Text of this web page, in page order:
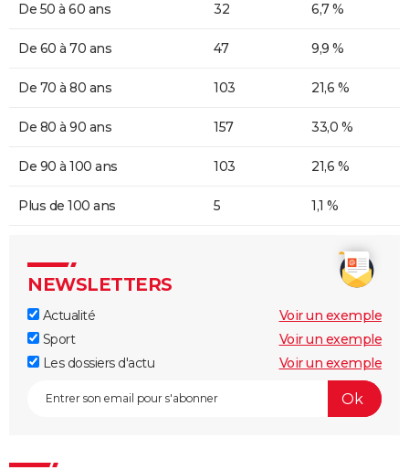
De 50 à 60 ans 32 6,7 %
De 60 à 70 ans 47 9,9 %
De 70 à 80 ans 103 21,6 %
De 80 à 90 ans 157 33,0 %
De 90 à 100 ans 103 21,6 %
Plus de 100 ans 5 1,1 %
NEWSLETTERS
Actualité
Voir un exemple
Sport
Voir un exemple
Les dossiers d'actu
Voir un exemple